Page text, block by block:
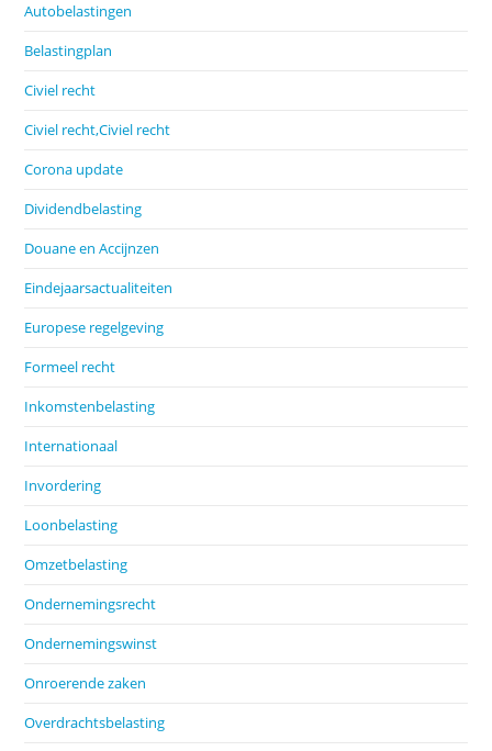
Autobelastingen
Belastingplan
Civiel recht
Civiel recht,Civiel recht
Corona update
Dividendbelasting
Douane en Accijnzen
Eindejaarsactualiteiten
Europese regelgeving
Formeel recht
Inkomstenbelasting
Internationaal
Invordering
Loonbelasting
Omzetbelasting
Ondernemingsrecht
Ondernemingswinst
Onroerende zaken
Overdrachtsbelasting